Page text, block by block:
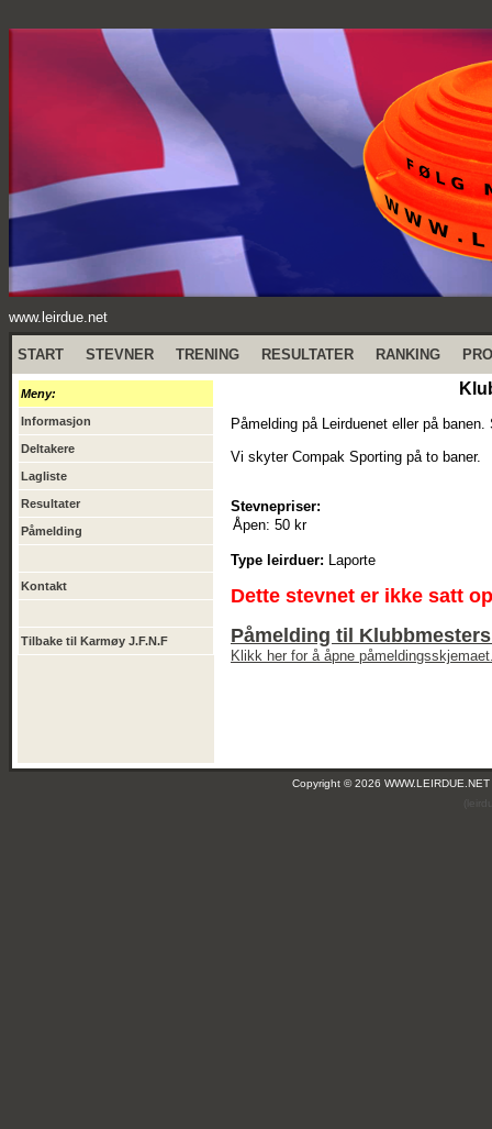
www.leirdue.net
START STEVNER TRENING RESULTATER RANKING
Meny:
Informasjon
Deltakere
Lagliste
Resultater
Påmelding
Kontakt
Tilbake til Karmøy J.F.N.F
Påmelding på Leirduenet eller på
Vi skyter Compak Sporting på to baner.
Stevnepriser:
Åpen: 50 kr
Type leirduer: Laporte
Dette stevnet er ikke satt
Påmelding til
Klikk her for å åpne
Copyright © 2026